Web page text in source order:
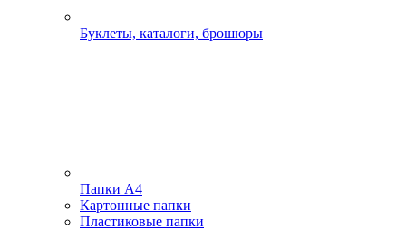
Буклеты, каталоги, брошюры
Папки А4
Картонные папки
Пластиковые папки